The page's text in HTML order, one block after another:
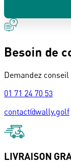
Besoin de
Demandez
01 71 24 70 53
contact@wally.golf
LIVRAISON